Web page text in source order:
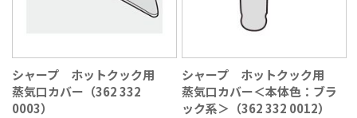
シャープ ホットクック用
蒸気口カバー（362 332
0003）
シャープ ホットクック用
蒸気口カバー＜本体色：ブラ
ック系＞（362 332 0012）